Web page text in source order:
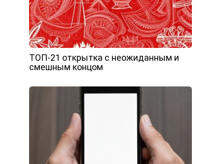
ТОП-21 открытка с неожиданным и
смешным концом